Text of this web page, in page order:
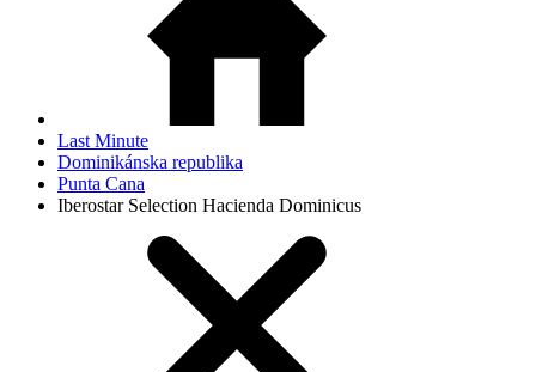
Last Minute
Dominikánska republika
Punta Cana
Iberostar Selection Hacienda Dominicus